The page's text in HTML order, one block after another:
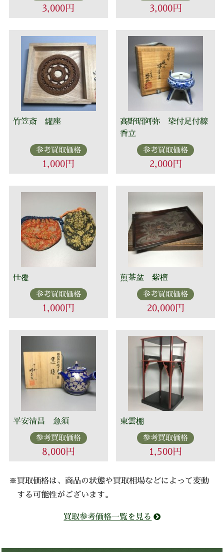
3,000円 3,000円
竹笠斎 罐座
参考買取価格
1,000円
高野昭阿弥 染付足付線
香立
参考買取価格
2,000円
仕覆
参考買取価格
1,000円
煎茶盆 紫檀
参考買取価格
20,000円
平安清昌 急須
参考買取価格
8,000円
東雲棚
参考買取価格
1,500円
※買取価格は、商品の状態や買取相場などによって変動
する可能性がございます。
買取参考価格一覧を見る